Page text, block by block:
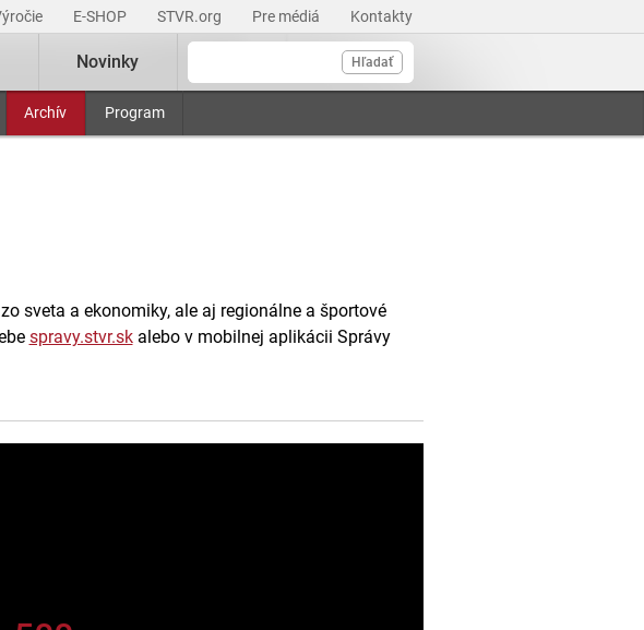
E-SHOP STVR.org Pre médiá Kontakty
Hľadať
Archív Program
Novinky
sveta a ekonomiky, ale aj regionálne a športové
spravy.stvr.skalebo v mobilnej aplikácii Správy